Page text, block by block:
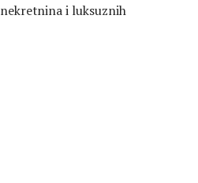
i luksuznih